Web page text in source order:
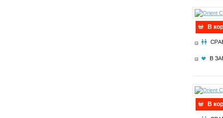
В
В